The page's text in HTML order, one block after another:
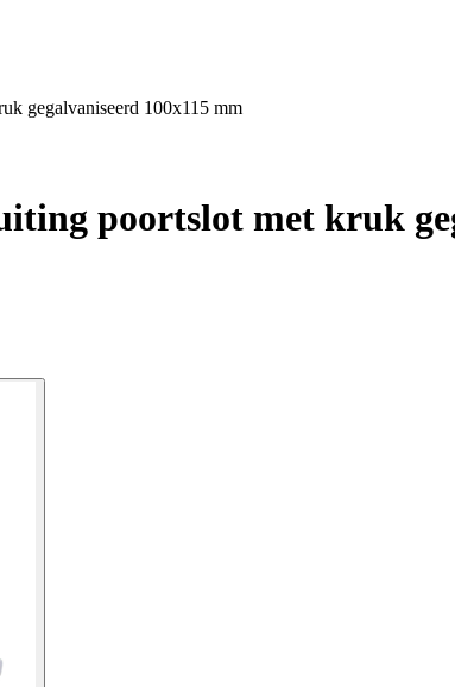
gegalvaniseerd 100x115 mm
poortslot met kruk